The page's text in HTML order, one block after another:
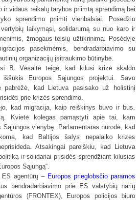
ir vidaus reikalų tarybos priimtą sprendimą bei
sprendimo priimti vienbalsiai. Posėdžio
laikymąsi, solidarumą su nuo karo ir
žmogaus teisių užtikrinimą. Posėdyje
pasekmėmis, bendradarbiavimo su
organizacijų įsitraukimo būtinybė.
B. Vėsaitė teigė, kad kilusi krizė skaldo
Europos Sąjungos projektui. Savo
pabrėžė, kad Lietuva pasisako už holistinį
prie krizės sprendimo.
kad migracija, kaip reiškinys buvo ir bus.
Kvietė kolegas pamąstyti apie tai, kam
Sąjungos vienybę. Parlamentaras nurodė, kad
kad Baltijos šalys nepalaiko krizės
Atsakingai pareiškiu, kad Lietuva
ir solidariai prisidės sprendžiant kilusias
Sąjungą“.
ES agentūrų – Europos prieglobsčio paramos
bendradarbiavimo prie ES valstybių narių
(FRONTEX), Europos policijos biuro